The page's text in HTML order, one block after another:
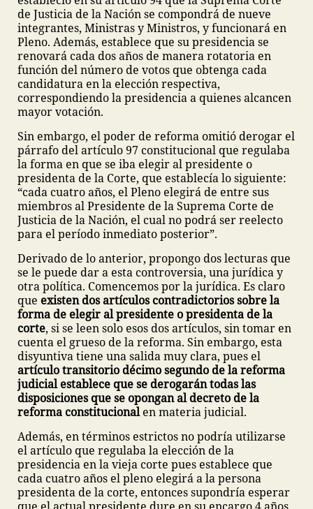
de Justicia de la Nación se compondrá de nueve
integrantes, Ministras y Ministros, y funcionará en
Pleno. Además, establece que su presidencia se
renovará cada dos años de manera rotatoria en
función del número de votos que obtenga cada
candidatura en la elección respectiva,
correspondiendo la presidencia a quienes alcancen
mayor votación.
Sin embargo, el poder de reforma omitió derogar el
párrafo del artículo 97 constitucional que regulaba
la forma en que se iba elegir al presidente o
presidenta de la Corte, que establecía lo siguiente:
“cada cuatro años, el Pleno elegirá de entre sus
miembros al Presidente de la Suprema Corte de
Justicia de la Nación, el cual no podrá ser reelecto
para el período inmediato posterior”.
Derivado de lo anterior, propongo dos lecturas que
se le puede dar a esta controversia, una jurídica y
otra política. Comencemos por la jurídica. Es claro
que existen dos artículos contradictorios sobre la
forma de elegir al presidente o presidenta de la
corte, si se leen solo esos dos artículos, sin tomar en
cuenta el grueso de la reforma. Sin embargo, esta
disyuntiva tiene una salida muy clara, pues el
artículo transitorio décimo segundo de la reforma
judicial establece que se derogarán todas las
disposiciones que se opongan al decreto de la
reforma constitucionalen materia judicial.
Además, en términos estrictos no podría utilizarse
el artículo que regulaba la elección de la
presidencia en la vieja corte pues establece que
cada cuatro años el pleno elegirá a la persona
presidenta de la corte, entonces supondría esperar